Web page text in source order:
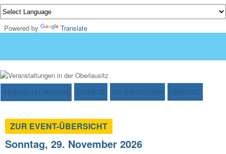
Powered by Translate
VERANSTALTUNGEN TICKETS SO EINTRAGEN KONTAKT
ZUR EVENT-ÜBERSICHT
Sonntag, 29. November 2026